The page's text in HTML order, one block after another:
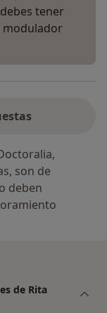
tener
modulador
son de
deben
de Rita